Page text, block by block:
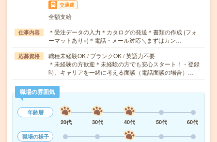
交通費
全額支給
仕事内容
＊受注データの入力＊カタログの発送＊書類の作成 (フォ
ーマットあり○)＊電話・メール対応＼まずはカン…
応募資格
職種未経験OK / ブランクOK / 英語力不要
＊未経験の方歓迎＊未経験の方でも安心スタート！・登録
時、キャリアを一緒に考える面談（電話面談の場合）…
職場の雰囲気
年齢層
20代
30代 40代 50代
60代
職場の様子